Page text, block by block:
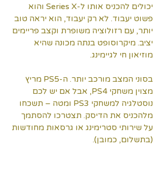
יכולים להכניס אותו ל-Series X והוא
פשוט יעבוד. לא רק יעבוד, הוא יראה טוב
יותר, עם רזולוציה משופרת וקצב פריימים
יציב. מיקרוסופט בנתה מכונה שהיא
מוזיאון חי לגיימינג.
בסוני המצב מורכב יותר. ה-PS5 מריץ
מצוין משחקי PS4, אבל אם יש לכם
נוסטלגיה למשחקי PS3 ומטה – תשכחו
מלהכניס את הדיסק. תצטרכו להסתמך
על שירותי סטרימינג או גרסאות מחודשות
(בתשלום, כמובן).